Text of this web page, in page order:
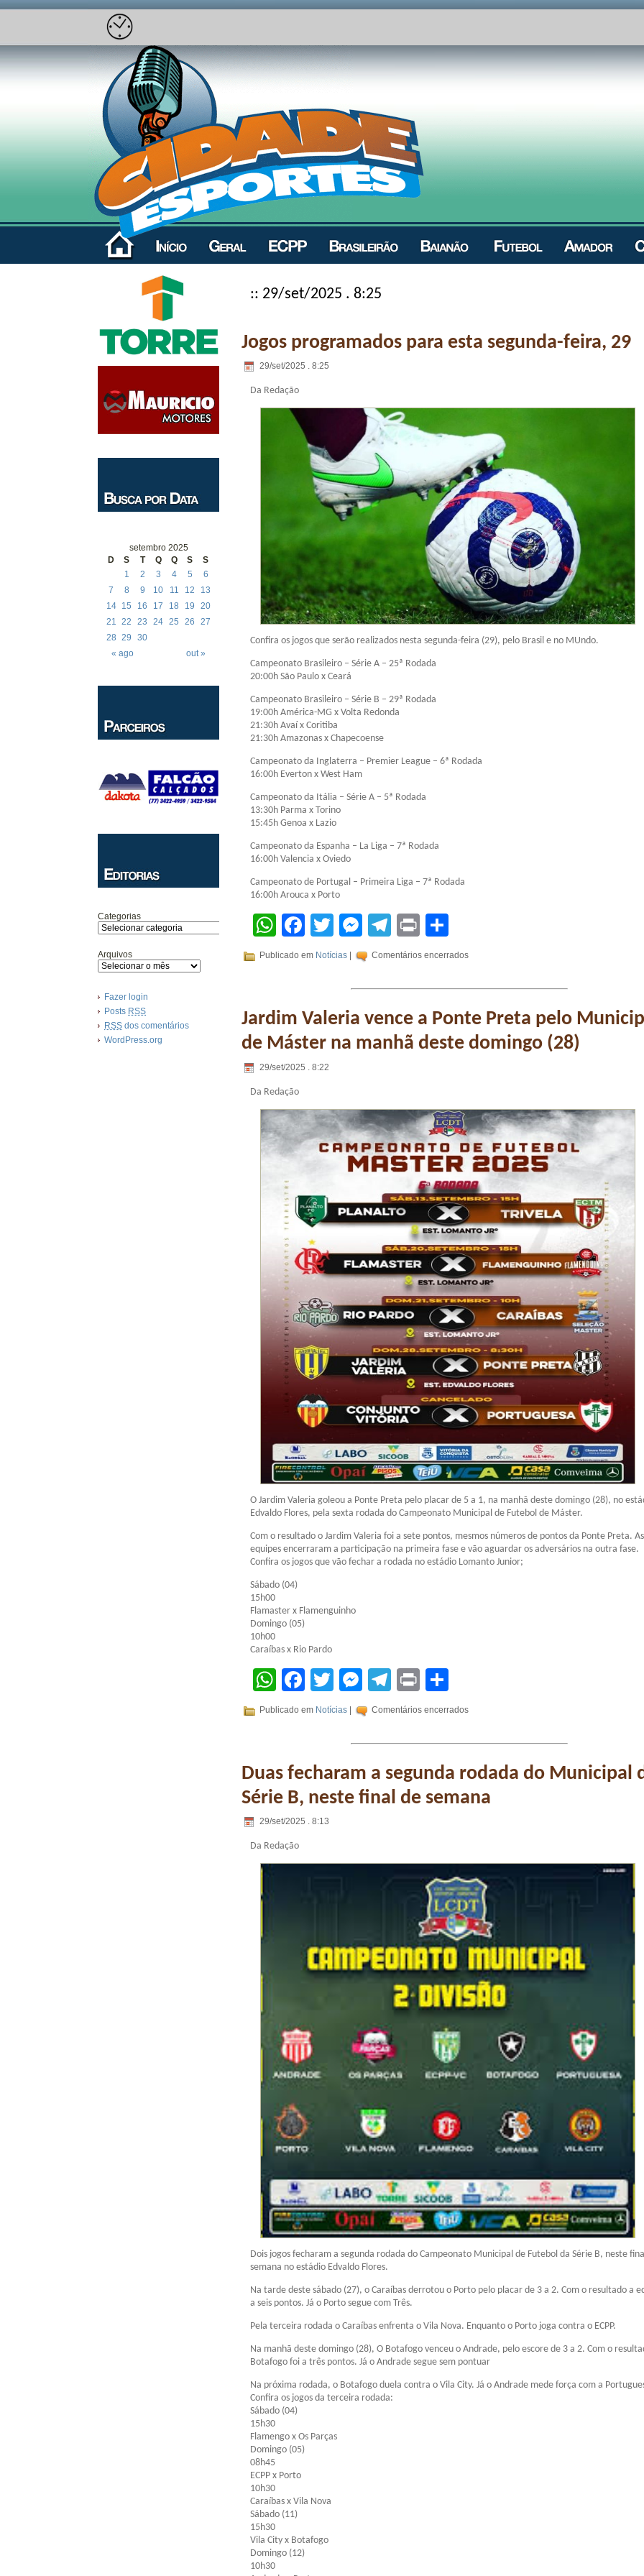
setembro 2025
D
S T Q Q S S
« ago out »
1 2 3 4 5
6
7
8 9 10 11 12
13
14
15 16 17 18 19
20
21 22 23 24 25 26
27
28 29 30
Categorias
Arquivos
Fazer login
Posts RSS
RSS dos comentários
WordPress.org
:: 29/set/2025 . 8:25
Jogos programados para esta segunda-feira, 29
29/set/2025 . 8:25
Da Redação
Confira os jogos que serão realizados nesta segunda-feira (29), pelo Brasil e no MUndo.
Campeonato Brasileiro – Série A – 25ª Rodada
20:00h São Paulo x Ceará
Campeonato Brasileiro – Série B – 29ª Rodada
19:00h América-MG x Volta Redonda
21:30h Avaí x Coritiba
21:30h Amazonas x Chapecoense
Campeonato da Inglaterra – Premier League – 6ª Rodada
16:00h Everton x West Ham
Campeonato da Itália – Série A – 5ª Rodada
13:30h Parma x Torino
15:45h Genoa x Lazio
Campeonato da Espanha – La Liga – 7ª Rodada
16:00h Valencia x Oviedo
Campeonato de Portugal – Primeira Liga – 7ª Rodada
16:00h Arouca x Porto
WhatsApp
Facebook
TwitterMessenger
Telegram
Print
Publicado em Notícias Comentários encerrados
Jardim Valeria vence a Ponte Preta pelo
de Máster na manhã deste domingo (28)
29/set/2025 . 8:22
Da Redação
O Jardim Valeria goleou a Ponte Preta pelo placar de 5 a 1, na manhã deste domingo (28), no
Edvaldo Flores, pela sexta rodada do Campeonato Municipal de Futebol de Máster.
Com o resultado o Jardim Valeria foi a sete pontos, mesmos números de pontos da Ponte Preta.
equipes encerraram a participação na primeira fase e vão aguardar os adversários na outra fase.
Confira os jogos que vão fechar a rodada no estádio Lomanto Junior;
Sábado (04)
15h00
Flamaster x Flamenguinho
Domingo (05)
10h00
Caraíbas x Rio Pardo
WhatsApp
Facebook
TwitterMessenger
Telegram
Print
Publicado em Notícias | Comentários encerrados
Duas fecharam a segunda rodada do Municipal
Série B, neste final de semana
29/set/2025 . 8:13
Da Redação
Dois jogos fecharam a segunda rodada do Campeonato Municipal de Futebol da Série B, neste
semana no estádio Edvaldo Flores.
Na tarde deste sábado (27), o Caraíbas derrotou o Porto pelo placar de 3 a 2. Com o resultado a
a seis pontos. Já o Porto segue com Três.
Pela terceira rodada o Caraíbas enfrenta o Vila Nova. Enquanto o Porto joga contra o ECPP.
Na manhã deste domingo (28), O Botafogo venceu o Andrade, pelo escore de 3 a 2. Com o
Botafogo foi a três pontos. Já o Andrade segue sem pontuar
Na próxima rodada, o Botafogo duela contra o Vila City. Já o Andrade mede força com a
Confira os jogos da terceira rodada:
Sábado (04)
15h30
Flamengo x Os Parças
Domingo (05)
08h45
ECPP x Porto
10h30
Caraíbas x Vila Nova
Sábado (11)
15h30
Vila City x Botafogo
Domingo (12)
10h30